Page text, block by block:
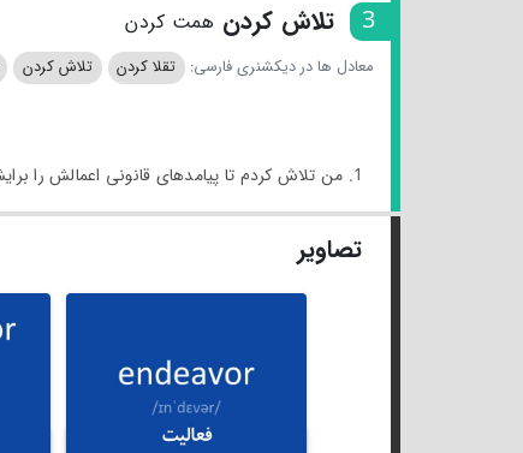
3 تلاش کردن همت کردن
معادل ها در دیکشنری فارسی: تقلا کردن تلاش کردن
1. من تلاش کردم تا پیامدهای قانونی اعمالش را برایش توضیح دهم.
تصاویر